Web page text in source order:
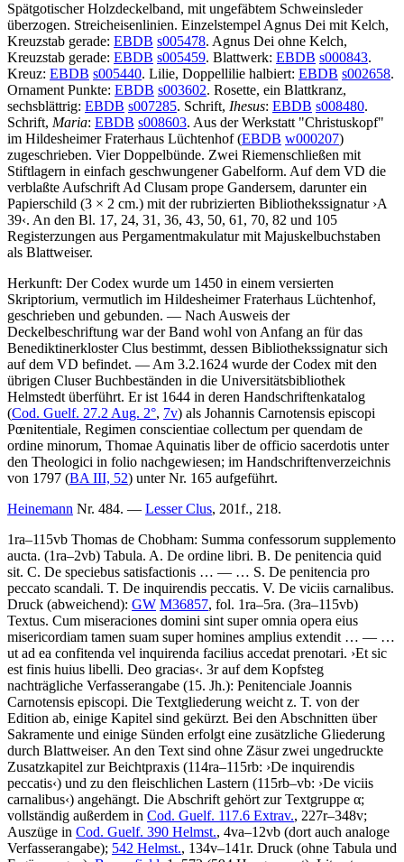
Spätgotischer Holzdeckelband, mit ungefäbtem Schweinsleder
überzogen. Streicheisenlinien. Einzelstempel Agnus Dei mit Kelch,
Kreuzstab gerade: EBDB s005478. Agnus Dei ohne Kelch,
Kreuzstab gerade: EBDB s005459. Blattwerk: EBDB s000843.
Kreuz: EBDB s005440. Lilie, Doppellilie halbiert: EBDB s002658.
Ornament Punkte: EBDB s003602. Rosette, ein Blattkranz,
sechsblättrig: EBDB s007285. Schrift, Ihesus: EBDB s008480.
Schrift, Maria: EBDB s008603. Aus der Werkstatt "Christuskopf"
im Hildesheimer Fraterhaus Lüchtenhof (EBDB w000207)
zugeschrieben. Vier Doppelbünde. Zwei Riemenschließen mit
Stiftlagern in einfach geschwungener Gabelform. Auf dem VD die
verblaßte Aufschrift Ad Clusam prope Gandersem, darunter ein
Papierschild (3 × 2 cm.) mit der rubrizierten Bibliothekssignatur ›A
39‹. An den Bl. 17, 24, 31, 36, 43, 50, 61, 70, 82 und 105
Registerzungen aus Pergamentmakulatur mit Majuskelbuchstaben
als Blattweiser.
Herkunft: Der Codex wurde um 1450 in einem versierten
Skriptorium, vermutlich im Hildesheimer Fraterhaus Lüchtenhof,
geschrieben und gebunden. — Nach Ausweis der
Deckelbeschriftung war der Band wohl von Anfang an für das
Benediktinerkloster Clus bestimmt, dessen Bibliothekssignatur sich
auf dem VD befindet. — Am 3.2.1624 wurde der Codex mit den
übrigen Cluser Buchbeständen in die Universitätsbibliothek
Helmstedt überführt. Er ist 1644 in deren Handschriftenkatalog
(Cod. Guelf. 27.2 Aug. 2°, 7v) als Johannis Carnotensis episcopi
Pœnitentiale, Regimen conscientiae collectum per quendam de
ordine minorum, Thomae Aquinatis liber de officio sacerdotis unter
den Theologici in folio nachgewiesen; im Handschriftenverzeichnis
von 1797 (BA III, 52) unter Nr. 165 aufgeführt.
Heinemann Nr. 484. — Lesser Clus, 201f., 218.
1ra–115vb Thomas de Chobham: Summa confessorum supplemento
aucta. (1ra–2vb) Tabula. A. De ordine libri. B. De penitencia quid
sit. C. De speciebus satisfactionis … — … S. De penitencia pro
peccato scandali. T. De inquirendis peccatis. V. De viciis carnalibus.
Druck (abweichend): GW M36857, fol. 1ra–5ra. (3ra–115vb)
Textus. Cum miseraciones domini sint super omnia opera eius
misericordiam tamen suam super homines amplius extendit … — …
ut ad ea confitenda vel inquirenda facilius accedat prenotari. ›Et sic
est finis huius libelli. Deo gracias‹. 3r auf dem Kopfsteg
nachträgliche Verfasserangabe (15. Jh.): Penitenciale Joannis
Carnotensis episcopi. Die Textgliederung weicht z. T. von der
Edition ab, einige Kapitel sind gekürzt. Bei den Abschnitten über
Sakramente und einige Sünden erfolgt eine zusätzliche Gliederung
durch Blattweiser. An den Text sind ohne Zäsur zwei ungedruckte
Zusatzkapitel zur Beichtpraxis (114ra–115rb: ›De inquirendis
peccatis‹) und zu den fleischlichen Lastern (115rb–vb: ›De viciis
carnalibus‹) angehängt. Die Abschrift gehört zur Textgruppe α;
vollständig außerdem in Cod. Guelf. 117.6 Extrav., 227r–348v;
Auszüge in Cod. Guelf. 390 Helmst., 4va–12vb (dort auch analoge
Verfasserangabe); 542 Helmst., 134v–141r. Druck (ohne Tabula und